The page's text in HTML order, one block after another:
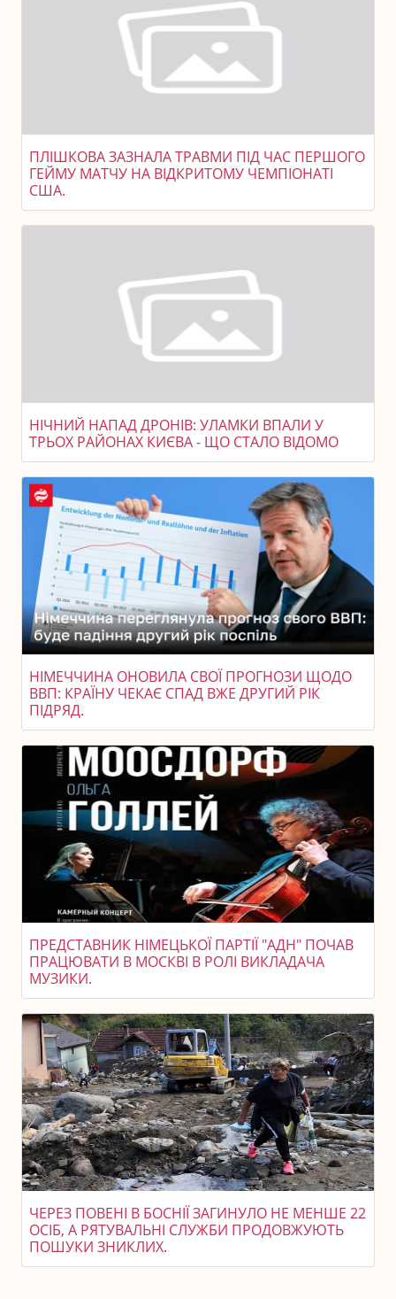
ПЛІШКОВА ЗАЗНАЛА ТРАВМИ ПІД ЧАС ПЕРШОГО
ГЕЙМУ МАТЧУ НА ВІДКРИТОМУ ЧЕМПІОНАТІ
США.
НІЧНИЙ НАПАД ДРОНІВ: УЛАМКИ ВПАЛИ У
ТРЬОХ РАЙОНАХ КИЄВА - ЩО СТАЛО ВІДОМО
НІМЕЧЧИНА ОНОВИЛА СВОЇ ПРОГНОЗИ ЩОДО
ВВП: КРАЇНУ ЧЕКАЄ СПАД ВЖЕ ДРУГИЙ РІК
ПІДРЯД.
ПРЕДСТАВНИК НІМЕЦЬКОЇ ПАРТІЇ "АДН" ПОЧАВ
ПРАЦЮВАТИ В МОСКВІ В РОЛІ ВИКЛАДАЧА
МУЗИКИ.
ЧЕРЕЗ ПОВЕНІ В БОСНІЇ ЗАГИНУЛО НЕ МЕНШЕ 22
ОСІБ, А РЯТУВАЛЬНІ СЛУЖБИ ПРОДОВЖУЮТЬ
ПОШУКИ ЗНИКЛИХ.